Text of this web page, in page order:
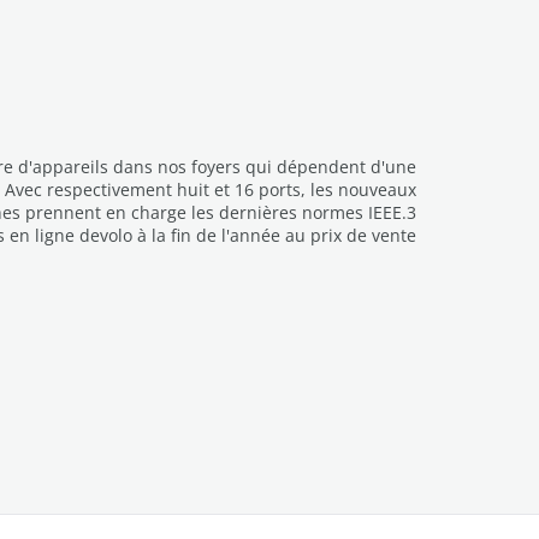
d'appareils dans nos foyers qui dépendent d'une
respectivement huit et 16 ports, les nouveaux
prennent en charge les dernières normes IEEE.3
ligne devolo à la fin de l'année au prix de vente